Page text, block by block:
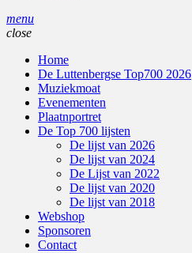
menu
close
Home
De Luttenbergse Top700 2026
Muziekmoat
Evenementen
Plaatnportret
De Top 700 lijsten
De lijst van 2026
De lijst van 2024
De Lijst van 2022
De lijst van 2020
De lijst van 2018
Webshop
Sponsoren
Contact